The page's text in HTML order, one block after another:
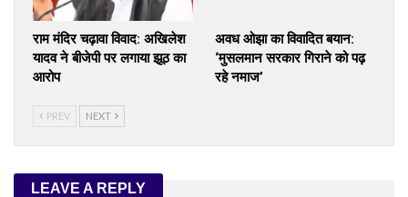
राम मंदिर चढ़ावा विवाद: अखिलेश
यादव ने बीजेपी पर लगाया झूठ का
आरोप
अवध ओझा का विवादित बयान:
‘मुसलमान सरकार गिराने को पढ़
रहे नमाज’
PREV NEXT
LEAVE A REPLY